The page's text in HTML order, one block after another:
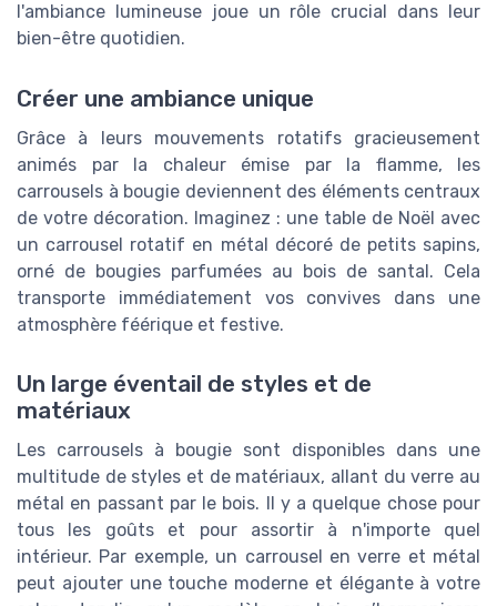
l'ambiance lumineuse joue un rôle crucial dans leur
bien-être quotidien.
Créer une ambiance unique
Grâce à leurs mouvements rotatifs gracieusement
animés par la chaleur émise par la flamme, les
carrousels à bougie deviennent des éléments centraux
de votre décoration. Imaginez : une table de Noël avec
un carrousel rotatif en métal décoré de petits sapins,
orné de bougies parfumées au bois de santal. Cela
transporte immédiatement vos convives dans une
atmosphère féérique et festive.
Un large éventail de styles et de
matériaux
Les carrousels à bougie sont disponibles dans une
multitude de styles et de matériaux, allant du verre au
métal en passant par le bois. Il y a quelque chose pour
tous les goûts et pour assortir à n'importe quel
intérieur. Par exemple, un carrousel en verre et métal
peut ajouter une touche moderne et élégante à votre